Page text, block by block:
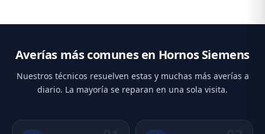
Averías más comunes en Hornos Siemens
Nuestros técnicos resuelven estas y muchas más averías a
diario. La mayoría se reparan en una sola visita.